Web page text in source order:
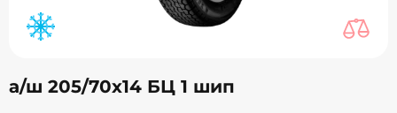
а/ш 205/70х14 БЦ 1 шип